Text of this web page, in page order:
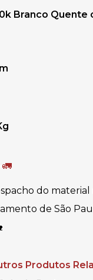
Branco Quente
🚛
do
de São
Produtos